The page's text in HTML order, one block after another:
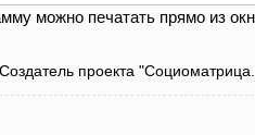
можно печатать прямо из
проекта